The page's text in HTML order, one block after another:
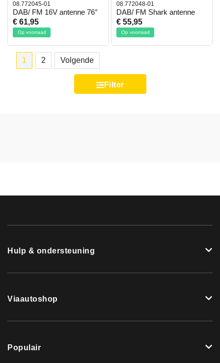
08.772045-01
DAB/ FM 16V antenne 76°
€ 61,95
Op voorraad
08.772048-01
DAB/ FM Shark antenne
€ 55,95
Op voorraad
1 2 Volgende
Filter
Hulp & ondersteuning
Viaautoshop
Populair